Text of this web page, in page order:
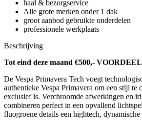
haal & bezorgservice
Alle grote merken onder 1 dak
groot aanbod gebruikte onderdelen
professionele werkplaats
Beschrijving
Tot eind deze maand €500,- VOORDEEL
De Vespa Primavera Tech voegt
authentieke Vespa Primavera om een stijl te
exclusief is. Verchroomde afwerkingen en
combineren perfect in een opvallend
fluogroene details een hightech,